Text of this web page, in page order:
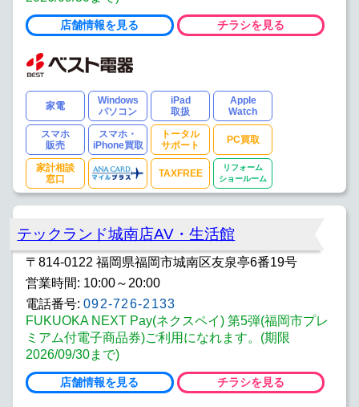
店舗情報を見る チラシを見る
家電
Windows
パソコン
iPad
取扱
Apple
Watch
スマホ
販売
スマホ・
iPhone買取
トータル
サポート
PC買取
家計相談
窓口
TAXFREE
リフォーム
ショールーム
テックランド城南店AV・生活館
〒814-0122 福岡県福岡市城南区友泉亭6番19号
営業時間: 10:00～20:00
電話番号: 092-726-2133
FUKUOKA NEXT Pay(ネクスペイ) 第5弾(福岡市プレ
ミアム付電子商品券)ご利用になれます。(期限
2026/09/30まで)
店舗情報を見る チラシを見る